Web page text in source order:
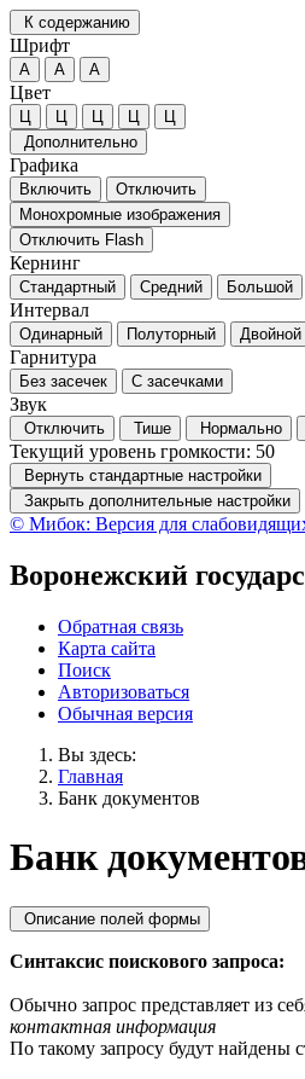
К содержанию
Шрифт
А А А
Цвет
Ц Ц Ц Ц
Ц
Дополнительно
Графика
Включить
Отключить
Монохромные изображения
Отключить Flash
Кернинг
Стандартный Средний Большой
Интервал
Одинарный Полуторный Двойной
Гарнитура
Без засечек С засечками
Звук
Отключить Тише Нормально
Текущий уровень громкости: 50
Вернуть стандартные настройки
Закрыть дополнительные настройки
© Мибок: Версия для
Воронежский
Обратная связь
Карта сайта
Поиск
Авторизоваться
Обычная версия
Вы здесь:
Главная
Банк документов
Банк
Описание полей формы
Синтаксис поискового запроса:
Обычно запрос представляет из
контактная информация
По такому запросу будут найдены